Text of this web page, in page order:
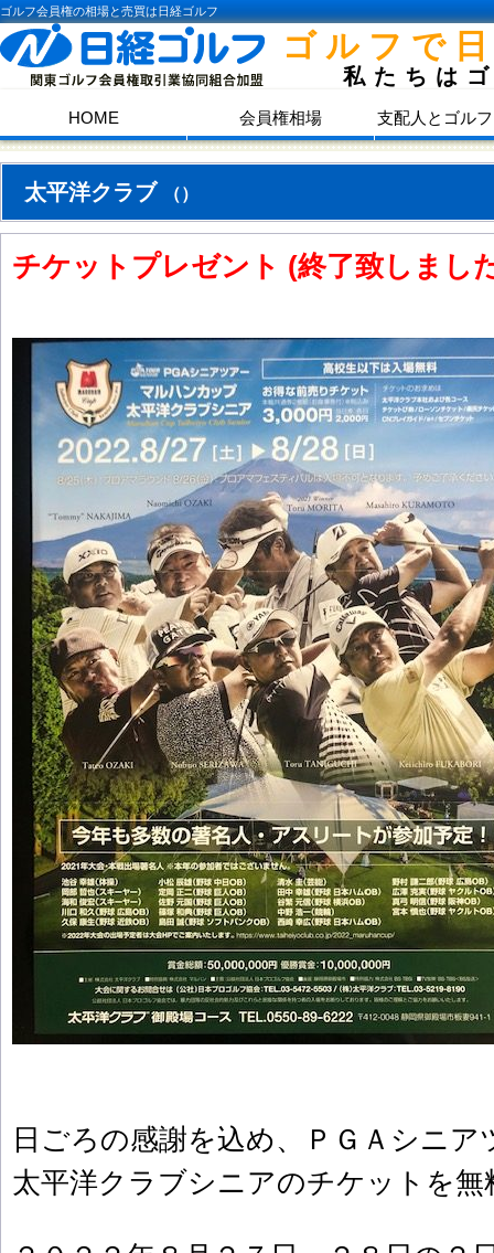
ゴルフ会員権の相場と売買は日経ゴルフ
ゴルフで
私たちは
HOME 会員権相場 支配人とゴル
太平洋クラブ （）
チケットプレゼント (終了致しまし
日ごろの感謝を込め、ＰＧＡシ
太平洋クラブシニアのチケットを